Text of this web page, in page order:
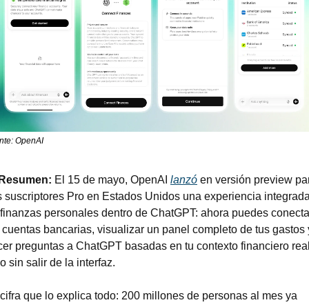
OpenAI
El 15 de mayo, OpenAI lanzó en versión preview
suscriptores Pro en Estados Unidos una experiencia
personales dentro de ChatGPT: ahora puedes
cuentas bancarias, visualizar un panel completo de tus gastos
preguntas a ChatGPT basadas en tu contexto financiero
sin salir de la interfaz.
que lo explica todo: 200 millones de personas al mes ya